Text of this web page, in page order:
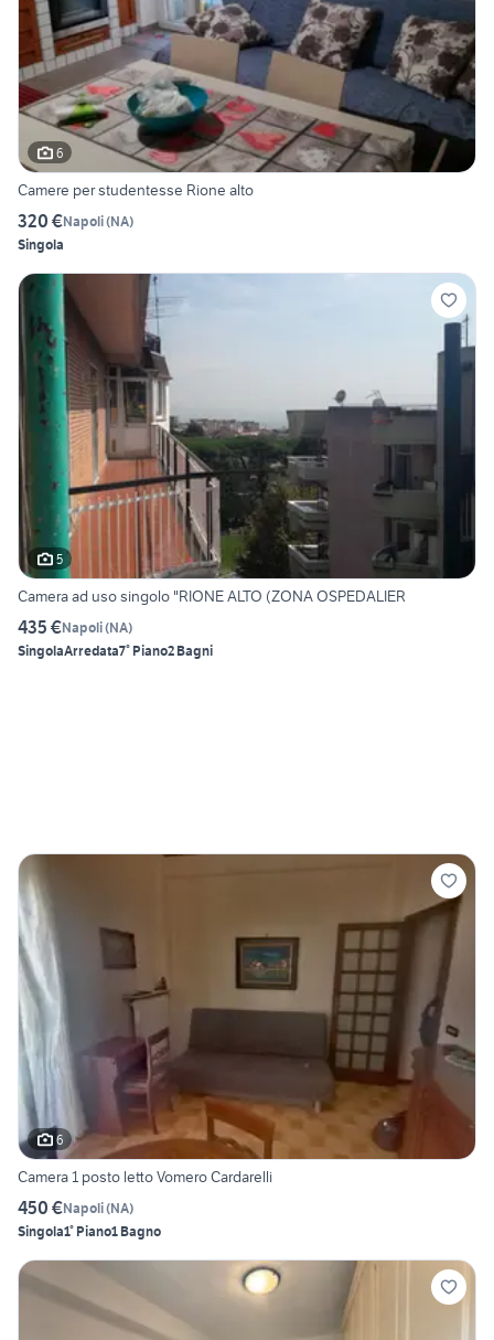
6
Camere per studentesse Rione alto
320 €Napoli(NA)
Singola
5
Camera ad uso singolo "RIONE ALTO (ZONA OSPEDALIER
435 €Napoli(NA)
SingolaArredata7° Piano2 Bagni
6
Camera 1 posto letto Vomero Cardarelli
450 €Napoli(NA)
Singola1° Piano1 Bagno